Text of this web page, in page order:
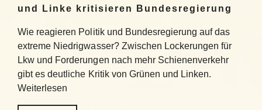
und Linke kritisieren Bundesregierung
Wie reagieren Politik und Bundesregierung auf das
extreme Niedrigwasser? Zwischen Lockerungen für
Lkw und Forderungen nach mehr Schienenverkehr
gibt es deutliche Kritik von Grünen und Linken.
Weiterlesen